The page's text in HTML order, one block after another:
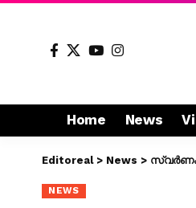
Home News
Editoreal> News >
NEWS